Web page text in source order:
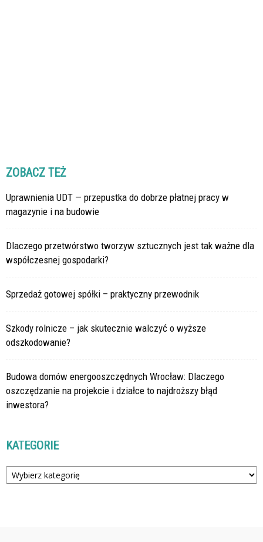
ZOBACZ TEŻ
Uprawnienia UDT — przepustka do dobrze płatnej pracy w
magazynie i na budowie
Dlaczego przetwórstwo tworzyw sztucznych jest tak ważne dla
współczesnej gospodarki?
Sprzedaż gotowej spółki – praktyczny przewodnik
Szkody rolnicze – jak skutecznie walczyć o wyższe
odszkodowanie?
Budowa domów energooszczędnych Wrocław: Dlaczego
oszczędzanie na projekcie i działce to najdroższy błąd
inwestora?
KATEGORIE
Kategorie